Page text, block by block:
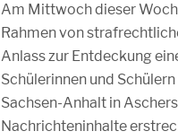
Am Mittwoch dieser
Rahmen von
Anlass zur Entdeckung
Schülerinnen und
Sachsen-Anhalt in
Nachrichteninhalte